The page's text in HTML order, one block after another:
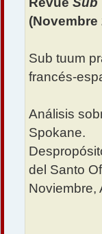
(Novembre
Sub tuum
francés-
Análisis
Spokane.
del Santo
Noviembre,